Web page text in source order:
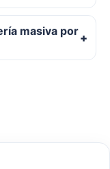
masiva por